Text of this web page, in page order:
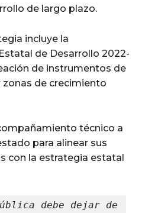
de largo plazo.
incluye la
de Desarrollo 2022-
de instrumentos de
zonas de crecimiento
técnico a
para alinear sus
con la estrategia estatal
debe dejar de